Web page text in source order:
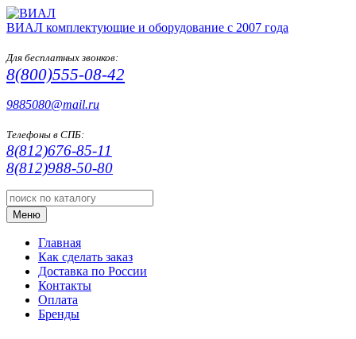
ВИАЛ комплектующие и оборудование с 2007 года
Для бесплатных звонков:
8(800)555-08-42
9885080@mail.ru
Телефоны в СПБ:
8(812)676-85-11
8(812)988-50-80
Меню
Главная
Как сделать заказ
Доставка по России
Контакты
Оплата
Бренды